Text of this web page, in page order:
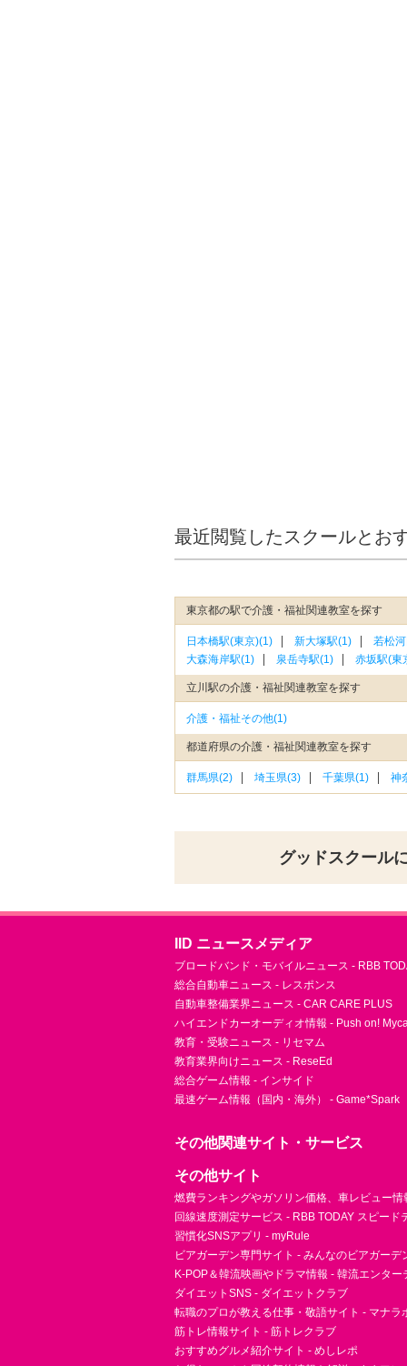
最近閲覧したスクールとお
東京都の駅で介護・福祉関連教室を探す
日本橋駅(東京)(1) 新大塚駅(1) 若松
大森海岸駅(1)
泉岳寺駅(1) 赤坂駅(東
立川駅の介護・福祉関連教室を探す
介護・福祉その他(1)
都道府県の介護・福祉関連教室を探す
群馬県(2) 埼玉県(3) 千葉県(1) 神
グッドスクール
IID ニュースメディア
ブロードバンド・モバイルニュース - RBB
総合自動車ニュース - レスポンス
自動車整備業界ニュース - CAR CARE PLUS
ハイエンドカーオーディオ情報 - Push on!
教育・受験ニュース - リセマム
教育業界向けニュース - ReseEd
総合ゲーム情報 - インサイド
最速ゲーム情報（国内・海外） - Game*Spark
その他関連サイト・サービス
その他サイト
燃費ランキングやガソリン価格、車レビュー情
回線速度測定サービス - RBB TODAY スピード
習慣化SNSアプリ - myRule
ビアガーデン専門サイト - みんなのビアガーデ
K-POP＆韓流映画やドラマ情報 - 韓流エンター
ダイエットSNS - ダイエットクラブ
転職のプロが教える仕事・敬語サイト - マナラ
筋トレ情報サイト - 筋トレクラブ
おすすめグルメ紹介サイト - めしレポ